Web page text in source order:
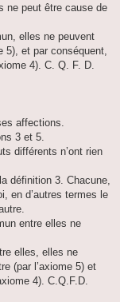
ne peut être cause de
elles ne peuvent
5), et par conséquent,
4). C. Q. F. D.
affections.
3 et 5.
différents n’ont rien
définition 3. Chacune,
en d’autres termes le
entre elles ne
elles, elles ne
(par l’axiome 5) et
4). C.Q.F.D.